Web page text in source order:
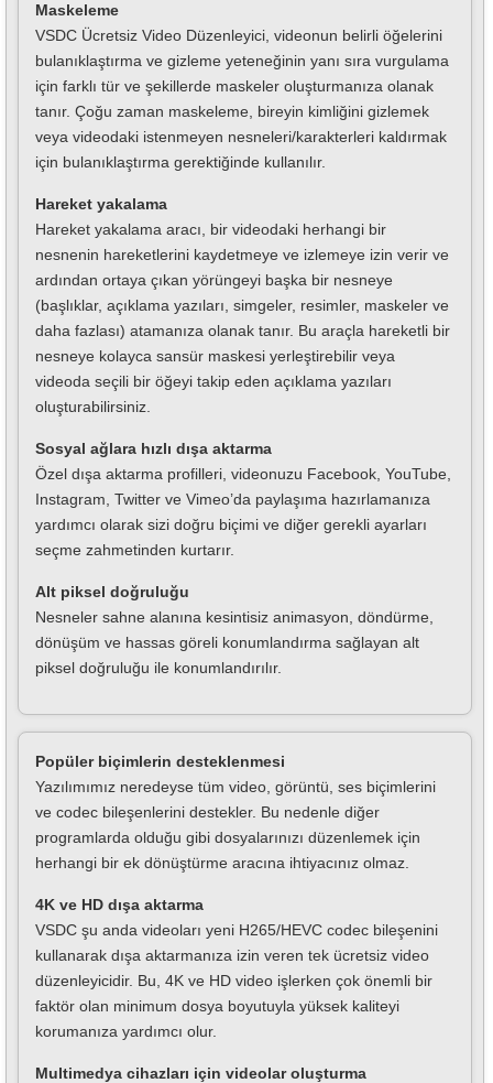
Maskeleme
VSDC Ücretsiz Video Düzenleyici, videonun belirli öğelerini
bulanıklaştırma ve gizleme yeteneğinin yanı sıra vurgulama
için farklı tür ve şekillerde maskeler oluşturmanıza olanak
tanır. Çoğu zaman maskeleme, bireyin kimliğini gizlemek
veya videodaki istenmeyen nesneleri/karakterleri kaldırmak
için bulanıklaştırma gerektiğinde kullanılır.
Hareket yakalama
Hareket yakalama aracı, bir videodaki herhangi bir
nesnenin hareketlerini kaydetmeye ve izlemeye izin verir ve
ardından ortaya çıkan yörüngeyi başka bir nesneye
(başlıklar, açıklama yazıları, simgeler, resimler, maskeler ve
daha fazlası) atamanıza olanak tanır. Bu araçla hareketli bir
nesneye kolayca sansür maskesi yerleştirebilir veya
videoda seçili bir öğeyi takip eden açıklama yazıları
oluşturabilirsiniz.
Sosyal ağlara hızlı dışa aktarma
Özel dışa aktarma profilleri, videonuzu Facebook, YouTube,
Instagram, Twitter ve Vimeo’da paylaşıma hazırlamanıza
yardımcı olarak sizi doğru biçimi ve diğer gerekli ayarları
seçme zahmetinden kurtarır.
Alt piksel doğruluğu
Nesneler sahne alanına kesintisiz animasyon, döndürme,
dönüşüm ve hassas göreli konumlandırma sağlayan alt
piksel doğruluğu ile konumlandırılır.
Popüler biçimlerin desteklenmesi
Yazılımımız neredeyse tüm video, görüntü, ses biçimlerini
ve codec bileşenlerini destekler. Bu nedenle diğer
programlarda olduğu gibi dosyalarınızı düzenlemek için
herhangi bir ek dönüştürme aracına ihtiyacınız olmaz.
4K ve HD dışa aktarma
VSDC şu anda videoları yeni H265/HEVC codec bileşenini
kullanarak dışa aktarmanıza izin veren tek ücretsiz video
düzenleyicidir. Bu, 4K ve HD video işlerken çok önemli bir
faktör olan minimum dosya boyutuyla yüksek kaliteyi
korumanıza yardımcı olur.
Multimedya cihazları için videolar oluşturma